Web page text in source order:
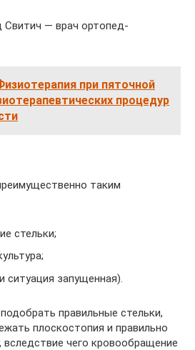
Свитич — врач ортопед-
при пяточной
процедур
таким
стельки;
ситуация запущенная).
правильные стельки,
плоскостопия и правильно
вследствие чего кровообращение